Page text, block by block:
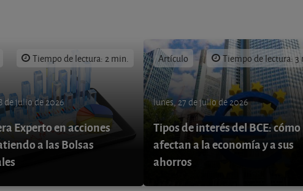
Tiempo de lectura: 2 min.
de julio de 2026
Experto en acciones
a las Bolsas
Artículo Tiempo de lectura: 3
lunes, 27 de julio de 2026
Tipos de interés del BCE: cómo
afectan a la economía y a sus
ahorros